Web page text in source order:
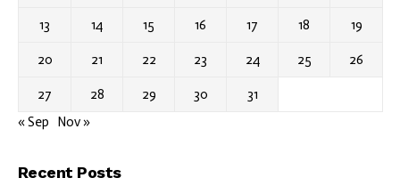
13 14 15 16 17 18 19
20 21 22 23 24 25 26
27 28 29 30
31
« Sep
Nov »
Recent Posts